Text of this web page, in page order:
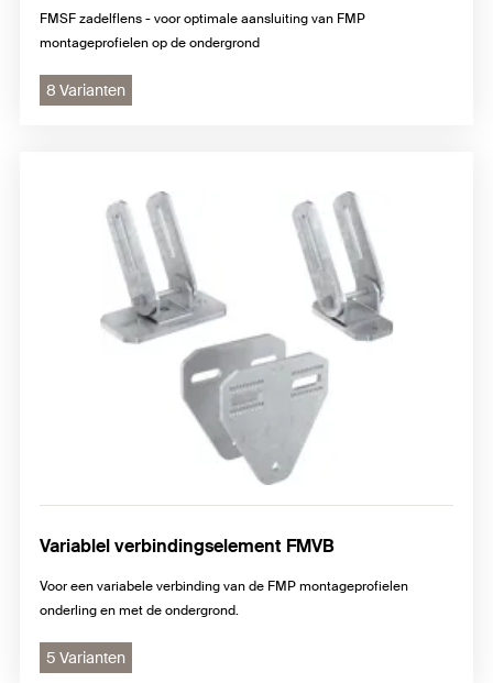
FMSF zadelflens - voor optimale aansluiting van FMP
montageprofielen op de ondergrond
8 Varianten
Variablel verbindingselement FMVB
Voor een variabele verbinding van de FMP montageprofielen
onderling en met de ondergrond.
5 Varianten